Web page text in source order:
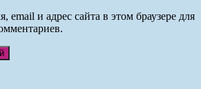
email и адрес сайта в этом браузере для